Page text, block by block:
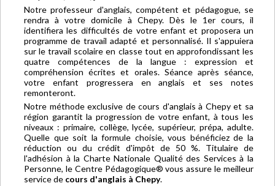
Notre professeur d'anglais, compétent et pédagogue, se
rendra à votre domicile à Chepy. Dès le 1er cours, il
identifiera les difficultés de votre enfant et proposera un
programme de travail adapté et personnalisé. Il s'appuiera
sur le travail scolaire en classe tout en approfondissant les
quatre compétences de la langue : expression et
compréhension écrites et orales. Séance après séance,
votre enfant progressera en anglais et ses notes
remonteront.
Notre méthode exclusive de cours d'anglais à Chepy et sa
région garantit la progression de votre enfant, à tous les
niveaux : primaire, collège, lycée, supérieur, prépa, adulte.
Quelle que soit la formule choisie, vous bénéficiez de la
réduction ou du crédit d'impôt de 50 %. Titulaire de
l'adhésion à la Charte Nationale Qualité des Services à la
Personne, le Centre Pédagogique® vous assure le meilleur
service de cours d'anglais à Chepy.